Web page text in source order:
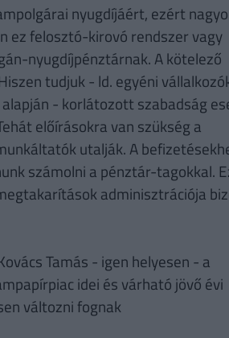
nyugdíjáért, ezért
ez felosztó-kirovó rendszer vagy
nyugdíjpénztárnak. A kötelező
tudjuk - ld. egyéni
- korlátozott szabadság
előírásokra van szükség a
utalják. A
számolni a pénztár-tagokkal.
adminisztrációja
Tamás - igen helyesen - a
idei és várható jövő évi
változni fognak